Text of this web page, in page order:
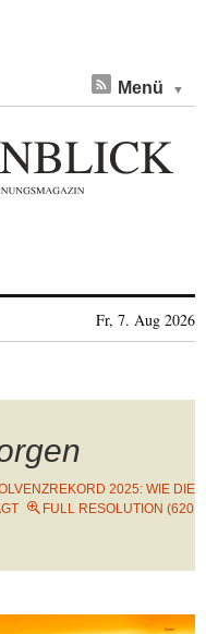
Menü
Fr, 7. Aug 2026
2025: WIE DIE
FULL RESOLUTION (620